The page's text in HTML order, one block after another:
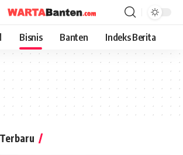
Bisnis Banten Indeks Berita